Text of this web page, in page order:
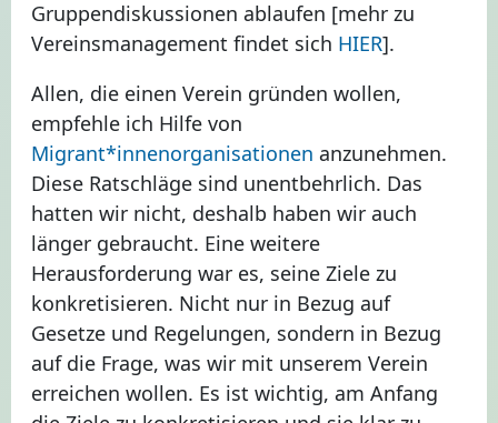
Gruppendiskussionen ablaufen [mehr zu
Vereinsmanagement findet sich HIER].
Allen, die einen Verein gründen wollen,
empfehle ich Hilfe von
Migrant*innenorganisationen anzunehmen.
Diese Ratschläge sind unentbehrlich. Das
hatten wir nicht, deshalb haben wir auch
länger gebraucht. Eine weitere
Herausforderung war es, seine Ziele zu
konkretisieren. Nicht nur in Bezug auf
Gesetze und Regelungen, sondern in Bezug
auf die Frage, was wir mit unserem Verein
erreichen wollen. Es ist wichtig, am Anfang